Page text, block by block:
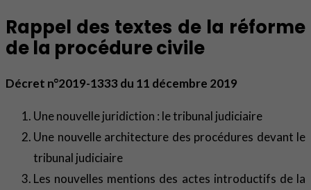
Rappel des textes de la réforme
de la procédure civile
Décret n°2019-1333 du 11 décembre 2019
Une nouvelle juridiction : le tribunal judiciaire
Une nouvelle architecture des procédures devant le
tribunal judiciaire
Les nouvelles mentions des actes introductifs de la